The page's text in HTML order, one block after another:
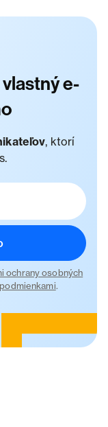
e-
, ktorí
ochrany osobných
.